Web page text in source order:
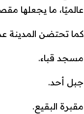
عالميًا، ما يجعلها
كما تحتضن المدينة
مسجد قباء.
جبل أحد.
مقبرة البقيع.